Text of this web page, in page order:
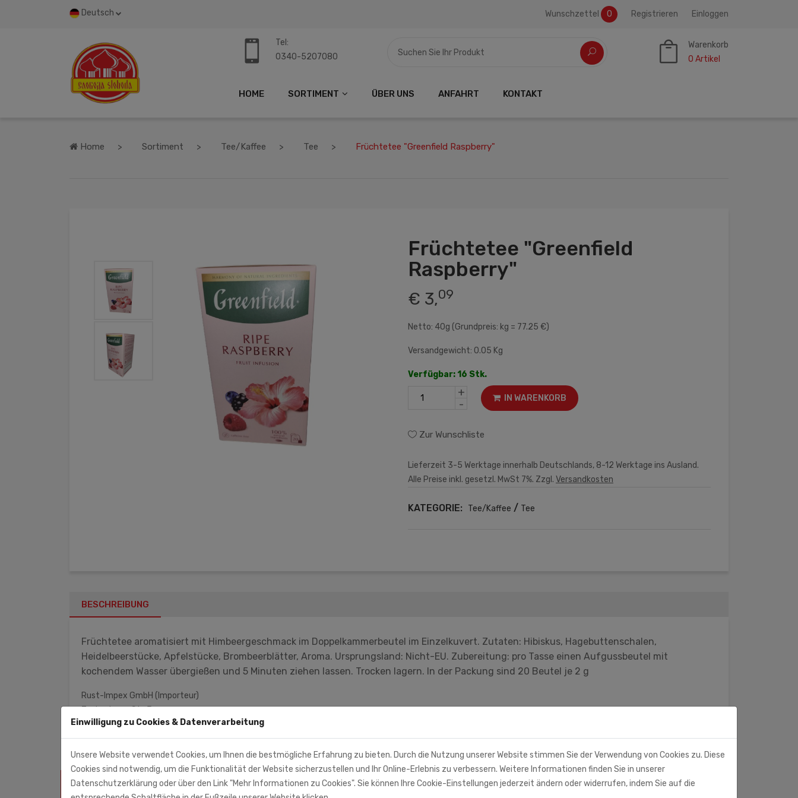
Deutsch Wunschzettel 0 Registrieren Einloggen
Tel:
0340-5207080
Warenkorb
0 Artikel
HOME SORTIMENT ÜBER UNS ANFAHRT KONTAKT
Home Sortiment Tee/Kaffee Tee Früchtetee "Greenfield Raspberry"
Früchtetee "Greenfield
Raspberry"
€ 3,09
Netto: 40g (Grundpreis: kg = 77.25 €)
Versandgewicht: 0.05 Kg
Verfügbar: 16 Stk.
+
-
IN WARENKORB
Zur Wunschliste
Lieferzeit 3-5 Werktage innerhalb Deutschlands, 8-12 Werktage ins Ausland.
Alle Preise inkl. gesetzl. MwSt 7%. Zzgl. Versandkosten
KATEGORIE: Tee/Kaffee / Tee
BESCHREIBUNG
Früchtetee aromatisiert mit Himbeergeschmack im Doppelkammerbeutel im Einzelkuvert. Zutaten: Hibiskus, Hagebuttenschalen,
Heidelbeerstücke, Apfelstücke, Brombeerblätter, Aroma. Ursprungsland: Nicht-EU. Zubereitung: pro Tasse einen Aufgussbeutel mit
kochendem Wasser übergießen und 5 Minuten ziehen lassen. Trocken lagern. In der Packung sind 20 Beutel je 2 g
Rust-Impex GmbH (Importeur)
Zschortauer Str. 3
04129 Leipzig
ÄHNLICHE PRODUKTE
Einwilligung zu Cookies & Datenverarbeitung
Unsere Website verwendet Cookies, um Ihnen die bestmögliche Erfahrung zu bieten. Durch die Nutzung unserer Website stimmen Sie der Verwendung von Cookies zu. Diese
Cookies sind notwendig, um die Funktionalität der Website sicherzustellen und Ihr Online-Erlebnis zu verbessern. Weitere Informationen finden Sie in unserer
Datenschutzerklärung oder über den Link "Mehr Informationen zu Cookies". Sie können Ihre Cookie-Einstellungen jederzeit ändern oder widerrufen, indem Sie auf die